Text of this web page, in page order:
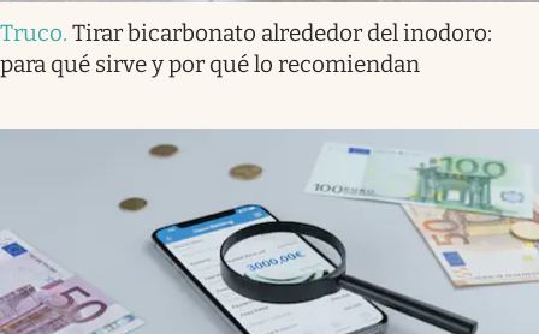
Truco. Tirar bicarbonato alrededor del inodoro:
para qué sirve y por qué lo recomiendan